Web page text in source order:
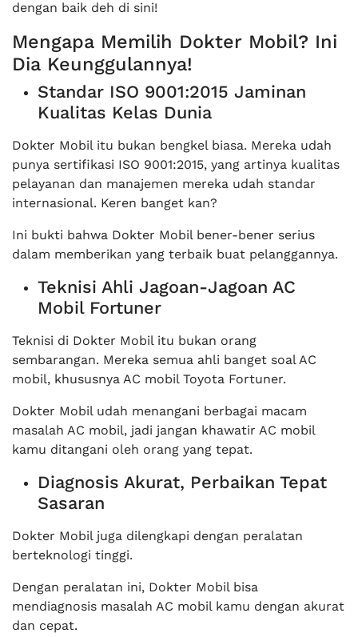
dengan baik deh di sini!
Mengapa Memilih Dokter Mobil? Ini
Dia Keunggulannya!
Standar ISO 9001:2015 Jaminan
Kualitas Kelas Dunia
Dokter Mobil itu bukan bengkel biasa. Mereka udah
punya sertifikasi ISO 9001:2015, yang artinya kualitas
pelayanan dan manajemen mereka udah standar
internasional. Keren banget kan?
Ini bukti bahwa Dokter Mobil bener-bener serius
dalam memberikan yang terbaik buat pelanggannya.
Teknisi Ahli Jagoan-Jagoan AC
Mobil Fortuner
Teknisi di Dokter Mobil itu bukan orang
sembarangan. Mereka semua ahli banget soal AC
mobil, khususnya AC mobil Toyota Fortuner.
Dokter Mobil udah menangani berbagai macam
masalah AC mobil, jadi jangan khawatir AC mobil
kamu ditangani oleh orang yang tepat.
Diagnosis Akurat, Perbaikan Tepat
Sasaran
Dokter Mobil juga dilengkapi dengan peralatan
berteknologi tinggi.
Dengan peralatan ini, Dokter Mobil bisa
mendiagnosis masalah AC mobil kamu dengan akurat
dan cepat.